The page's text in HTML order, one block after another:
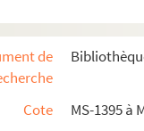
de
Cote
MS-1395 à
diverses de
civile des familles